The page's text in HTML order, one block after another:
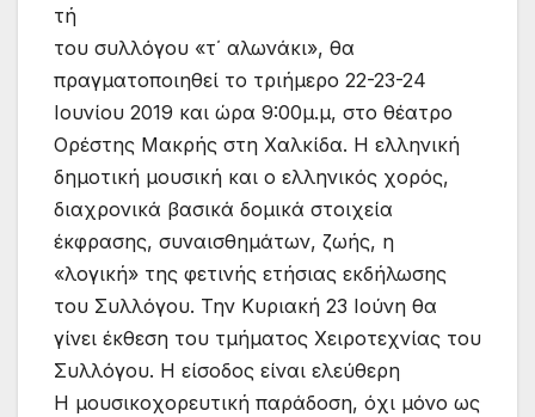
τή
του συλλόγου «τ΄ αλωνάκι», θα
πραγματοποιηθεί το τριήμερο 22-23-24
Ιουνίου 2019 και ώρα 9:00μ.μ, στο θέατρο
Ορέστης Μακρής στη Χαλκίδα. Η ελληνική
δημοτική μουσική και ο ελληνικός χορός,
διαχρονικά βασικά δομικά στοιχεία
έκφρασης, συναισθημάτων, ζωής, η
«λογική» της φετινής ετήσιας εκδήλωσης
του Συλλόγου. Την Κυριακή 23 Ιούνη θα
γίνει έκθεση του τμήματος Χειροτεχνίας του
Συλλόγου. Η είσοδος είναι ελεύθερη
Η μουσικοχορευτική παράδοση, όχι μόνο ως